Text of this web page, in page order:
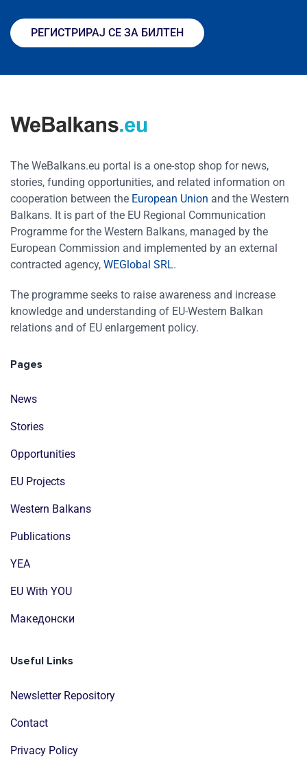
РЕГИСТРИРАЈ СЕ ЗА БИЛТЕН
The WeBalkans.eu portal is a one-stop shop for news,
stories, funding opportunities, and related information on
cooperation between the European Union and the Western
Balkans. It is part of the EU Regional Communication
Programme for the Western Balkans, managed by the
European Commission and implemented by an external
contracted agency, WEGlobal SRL.
The programme seeks to raise awareness and increase
knowledge and understanding of EU-Western Balkan
relations and of EU enlargement policy.
Pages
News
Stories
Opportunities
EU Projects
Western Balkans
Publications
YEA
EU With YOU
Mакедонски
Useful Links
Newsletter Repository
Contact
Privacy Policy